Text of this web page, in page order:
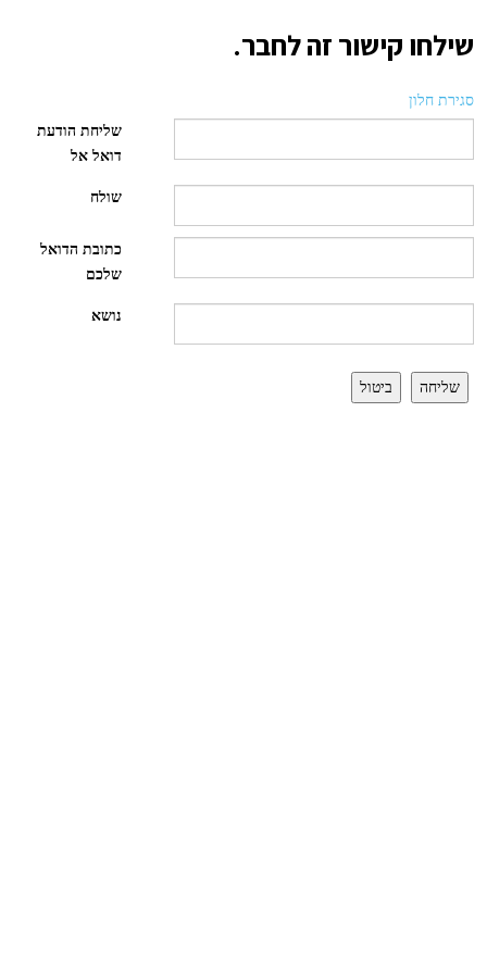
שילחו קישור זה לחבר.
סגירת חלון
שליחת הודעת
דואל אל
שולח
כתובת הדואל
שלכם
נושא
שליחה ביטול